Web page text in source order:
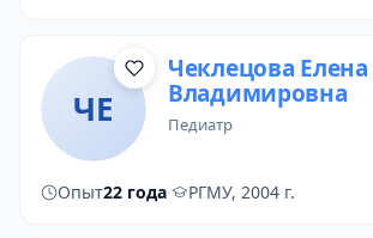
ЧЕ
Чеклецова Елена
Владимировна
педиатр
Опыт22 года· РГМУ, 2004 г.